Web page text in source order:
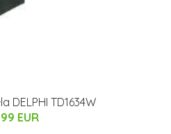
DELPHI TD1634W
EUR